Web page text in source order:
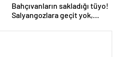
Bahçıvanların sakladığı tüyo!
Salyangozlara geçit yok,